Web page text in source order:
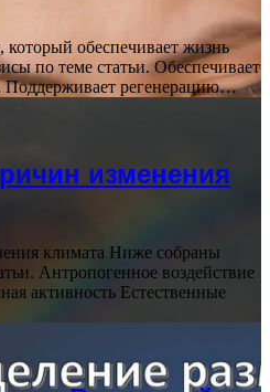
который обеспечивает жизнь
по теме статьи. Обеспечивает
Поддерживает регенерацию…
изменения
климата Ниже собраны
Антропогенное воздействие
активность Естественные